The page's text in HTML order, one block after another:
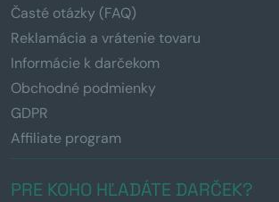
Časté otázky (FAQ)
Reklamácia a vrátenie tovaru
Informácie k darčekom
Obchodné podmienky
GDPR
Affiliate program
PRE KOHO HĽADÁTE DARČEK?